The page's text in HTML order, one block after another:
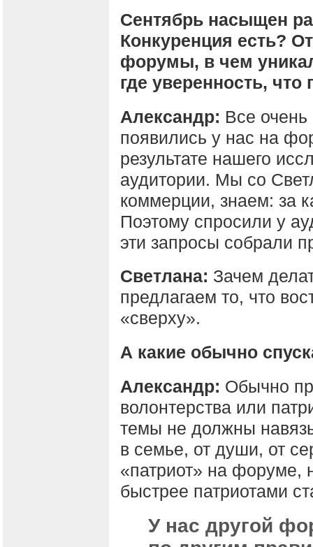
Сентябрь насыщен
Конкуренция есть?
форумы, в чем
где уверенность,
Александр: Все очень
появились у нас на
результате нашего
аудитории. Мы со
коммерции, знаем: за
Поэтому спросили у
эти запросы собрали
Светлана: Зачем
предлагаем то, что
«сверху».
А какие обычно
Александр: Обычно
волонтерства или
темы не должны
в семье, от души, от
«патриот» на форуме,
быстрее патриотами
У нас другой